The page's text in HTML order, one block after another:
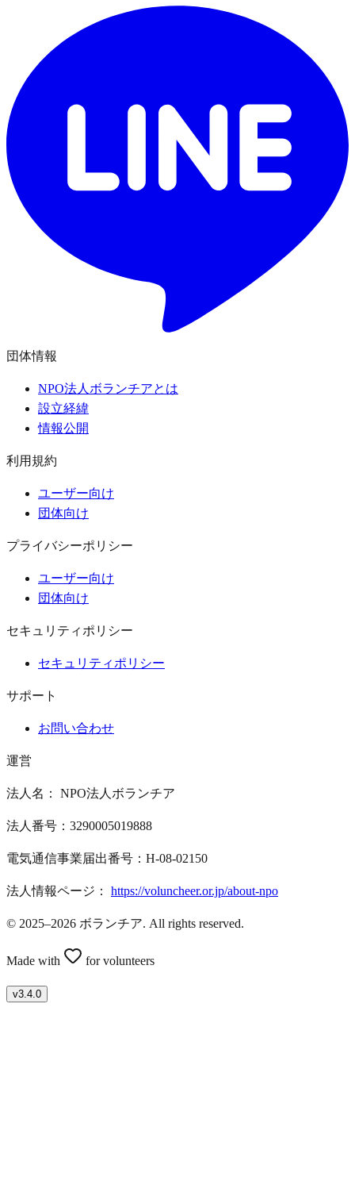
団体情報
NPO法人ボランチアとは
設立経緯
情報公開
利用規約
ユーザー向け
団体向け
プライバシーポリシー
ユーザー向け
団体向け
セキュリティポリシー
セキュリティポリシー
サポート
お問い合わせ
運営
法人名： NPO法人ボランチア
法人番号：3290005019888
電気通信事業届出番号：H-08-02150
法人情報ページ： https://voluncheer.or.jp/about-npo
© 2025–2026 ボランチア. All rights reserved.
Made with for volunteers
v3.4.0